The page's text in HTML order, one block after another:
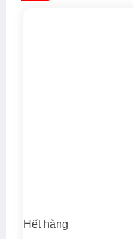
650.000₫.
Hết hàng